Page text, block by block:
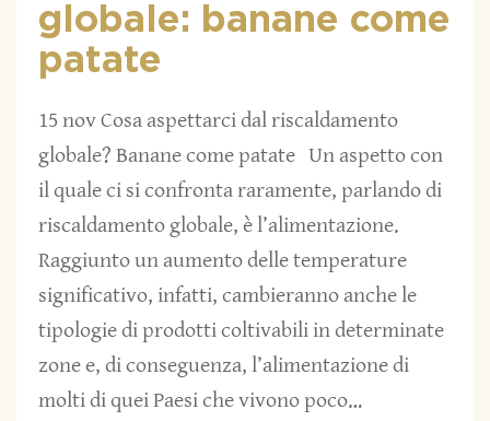
globale: banane come
patate
15 nov Cosa aspettarci dal riscaldamento
globale? Banane come patate Un aspetto con
il quale ci si confronta raramente, parlando di
riscaldamento globale, è l’alimentazione.
Raggiunto un aumento delle temperature
significativo, infatti, cambieranno anche le
tipologie di prodotti coltivabili in determinate
zone e, di conseguenza, l’alimentazione di
molti di quei Paesi che vivono poco…